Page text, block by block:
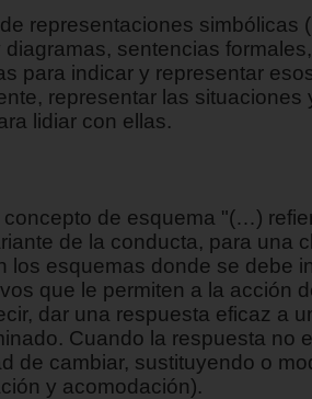
representaciones simbólicas
diagramas, sentencias
para indicar y representar
representar las situaciones
lidiar con ellas.
concepto de esquema "(…)
de la conducta, para una
los esquemas donde se debe
que le permiten a la acción
dar una respuesta eficaz a
Cuando la respuesta no
de cambiar, sustituyendo o
y acomodación).